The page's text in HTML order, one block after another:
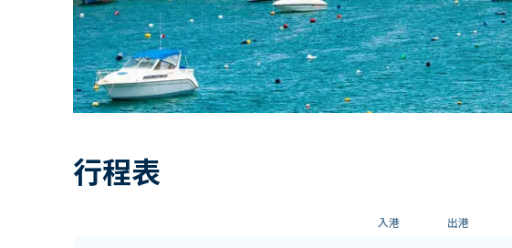
行程表
入港 出港